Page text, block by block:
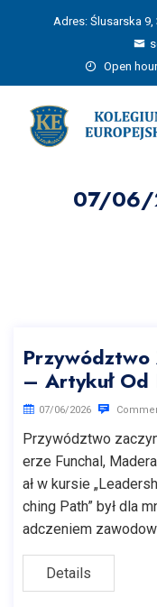
Adres: Ślusarska 9,
Open
07/06/
Przywództwo
– Artykuł Od
07/06/2026
Przywództwo
erze Funchal,
ał w kursie
ching Path” był dla
adczeniem
Details